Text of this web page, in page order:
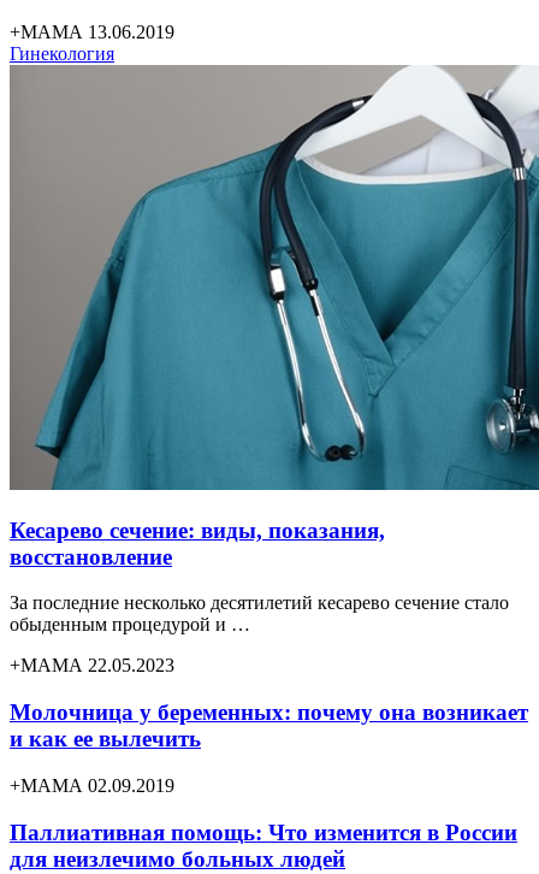
+МАМА 13.06.2019
Гинекология
Кесарево сечение: виды, показания,
восстановление
За последние несколько десятилетий кесарево сечение стало
обыденным процедурой и …
+МАМА 22.05.2023
Молочница у беременных: почему она возникает
и как ее вылечить
+МАМА 02.09.2019
Паллиативная помощь: Что изменится в России
для неизлечимо больных людей